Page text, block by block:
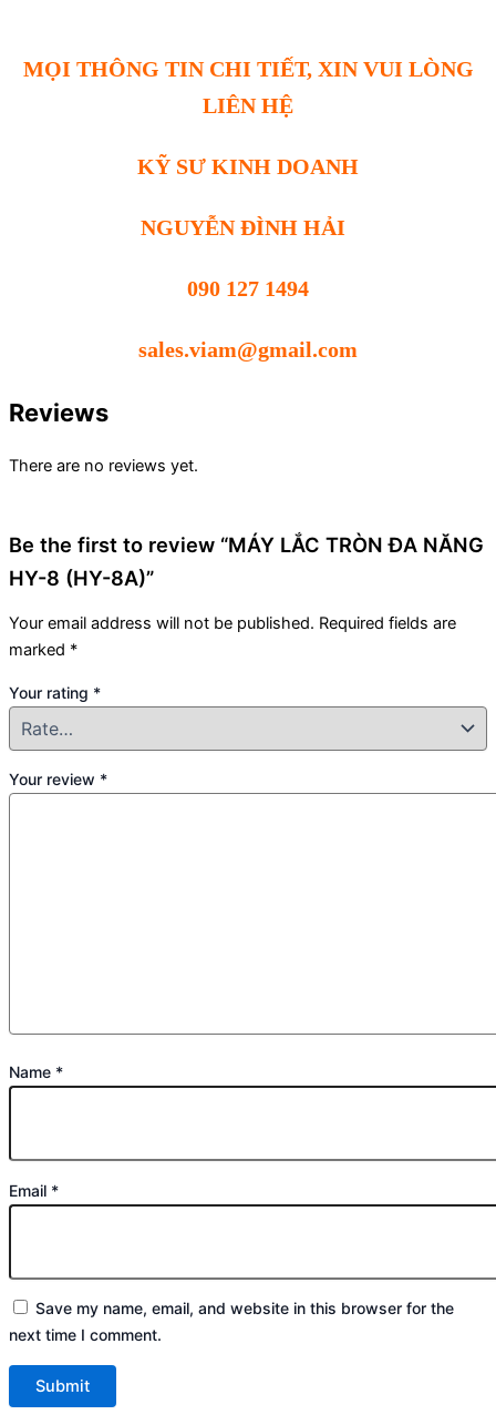
MỌI THÔNG TIN CHI TIẾT, XIN VUI LÒNG
LIÊN HỆ
KỸ SƯ KINH DOANH
NGUYỄN ĐÌNH HẢI
090 127 1494
sales.viam@gmail.com
Reviews
There are no reviews yet.
Be the first to review “MÁY LẮC TRÒN ĐA NĂNG
HY-8 (HY-8A)”
Your email address will not be published. Required fields are
marked *
Your rating *
Your review *
Name *
Email *
Save my name, email, and website in this browser for the
next time I comment.